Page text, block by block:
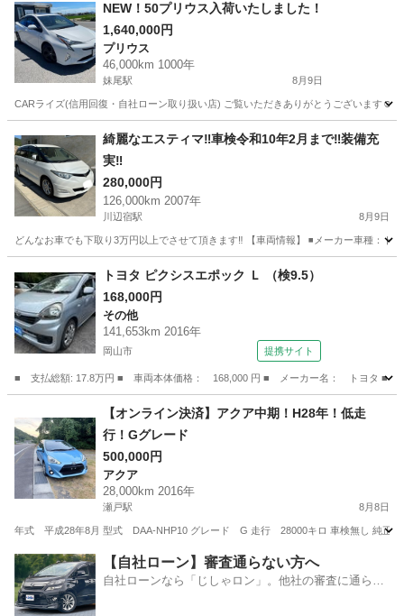
NEW！50プリウス入荷いたしました！
1,640,000円
プリウス
46,000km 1000年
妹尾駅 8月9日
CARライズ(信用回復・自社ローン取り扱い店) ご覧いただきありがとうございます☺️
妹尾駅
綺麗なエスティマ‼️車検令和10年2月まで‼️装備充
実‼️
280,000円
126,000km 2007年
川辺宿駅 8月9日
どんなお車でも下取り3万円以上でさせて頂きます‼️ 【車両情報】 ◾️メーカー車種：ト
川辺宿駅 車両
トヨタ ピクシスエポック Ｌ （検9.5）
168,000円
その他
141,653km 2016年
岡山市 提携サイト
■ 支払総額: 17.8万円 ■ 車両本体価格： 168,000 円 ■ メーカー名： トヨタ
その他
【オンライン決済】アクア中期！H28年！低走
行！Gグレード
500,000円
アクア
28,000km 2016年
瀬戸駅 8月8日
年式 平成28年8月 型式 DAA-NHP10 グレード G 走行 28000キロ 車検無し 純正ナ
岡山 赤磐市 瀬戸駅 アクア
【自社ローン】審査通らない方へ
自社ローンなら「じしゃロン」。他社の審査に通らな